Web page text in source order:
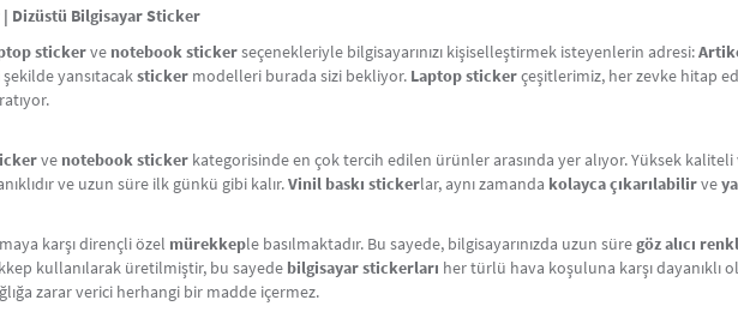
Dizüstü Bilgisayar Sticker
stickerve notebook stickerseçenekleriyle bilgisayarınızı kişiselleştirmek isteyenlerin adresi:
yansıtacaksticker modelleri burada sizi bekliyor. Laptop stickerçeşitlerimiz, her zevke hitap
ve notebook sticker kategorisinde en çok tercih edilen ürünler arasında yer alıyor. Yüksek
ve uzun süre ilk günkü gibi kalır.Vinil baskı stickerlar, aynı zamanda kolayca çıkarılabilirve
karşı dirençli özel mürekkeple basılmaktadır. Bu sayede, bilgisayarınızda uzun süregöz alıcı
kullanılarak üretilmiştir, bu sayede bilgisayar stickerları her türlü hava koşuluna karşı dayanıklı
zarar verici herhangi bir madde içermez.